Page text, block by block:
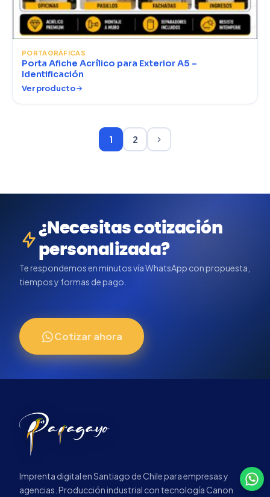
PORTAGRÁFICAS
Porta Afiche Acrílico para Exterior A5 –
Identificación
Ver producto
1 2
¿Necesitas cotización
personalizada?
Te respondemos en minutos vía WhatsApp con propuesta,
tiempos y formas de pago.
Cotizar ahora
Imprenta digital en Santiago de Chile para empresas y
agencias. Producción industrial con tecnología Canon